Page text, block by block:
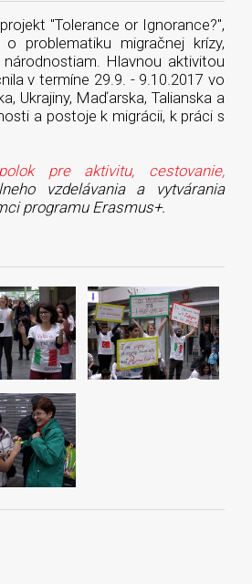
"Tolerance or Ignorance?",
problematiku migračnej krízy,
Hlavnou aktivitou
v termíne 29.9. - 9.10.2017 vo
Ukrajiny, Maďarska, Talianska a
a postoje k migrácii, k práci s
pre aktivitu, cestovanie,
vzdelávania a vytvárania
programu Erasmus+.